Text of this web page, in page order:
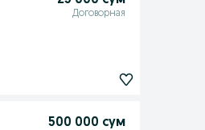
Договорная
500 000 сум